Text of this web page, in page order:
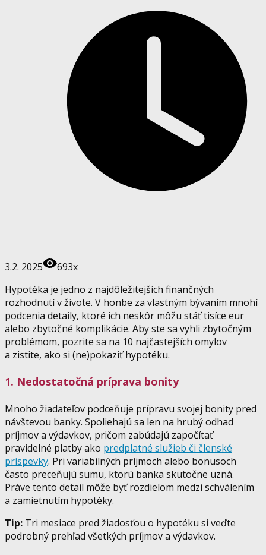
3.2. 2025
693x
Hypotéka je jedno z najdôležitejších finančných
rozhodnutí v živote. V honbe za vlastným bývaním mnohí
podcenia detaily, ktoré ich neskôr môžu stáť tisíce eur
alebo zbytočné komplikácie. Aby ste sa vyhli zbytočným
problémom, pozrite sa na 10 najčastejších omylov
a zistite, ako si (ne)pokaziť hypotéku.
1. Nedostatočná príprava bonity
Mnoho žiadateľov podceňuje prípravu svojej bonity pred
návštevou banky. Spoliehajú sa len na hrubý odhad
príjmov a výdavkov, pričom zabúdajú započítať
pravidelné platby ako predplatné služieb či členské
príspevky. Pri variabilných príjmoch alebo bonusoch
často preceňujú sumu, ktorú banka skutočne uzná.
Práve tento detail môže byť rozdielom medzi schválením
a zamietnutím hypotéky.
Tip: Tri mesiace pred žiadosťou o hypotéku si veďte
podrobný prehľad všetkých príjmov a výdavkov.